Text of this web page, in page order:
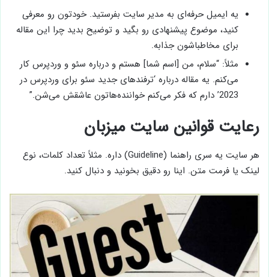
یه ایمیل حرفه‌ای به مدیر سایت بفرستید. خودتون رو معرفی
کنید، موضوع پیشنهادی رو بگید و توضیح بدید چرا این مقاله
برای مخاطباشون جذابه.
مثلاً: “سلام، من [اسم شما] هستم و درباره سئو و وردپرس کار
می‌کنم. یه مقاله درباره ‘ترفندهای جدید سئو برای وردپرس در
2023’ دارم که فکر می‌کنم خواننده‌هاتون عاشقش می‌شن.”
رعایت قوانین سایت میزبان
هر سایت یه سری راهنما (Guideline) داره. مثلاً تعداد کلمات، نوع
لینک یا فرمت متن. اینا رو دقیق بخونید و دنبال کنید.